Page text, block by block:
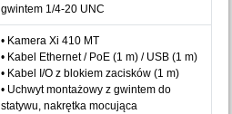
gwintem 1/4-20 UNC
• Kamera Xi 410 MT
• Kabel Ethernet / PoE (1 m) / USB (1 m)
• Kabel I/O z blokiem zacisków (1 m)
• Uchwyt montażowy z gwintem do
statywu, nakrętka mocująca